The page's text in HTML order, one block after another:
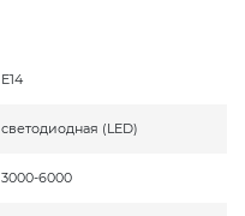
E14
светодиодная (LED)
3000-6000